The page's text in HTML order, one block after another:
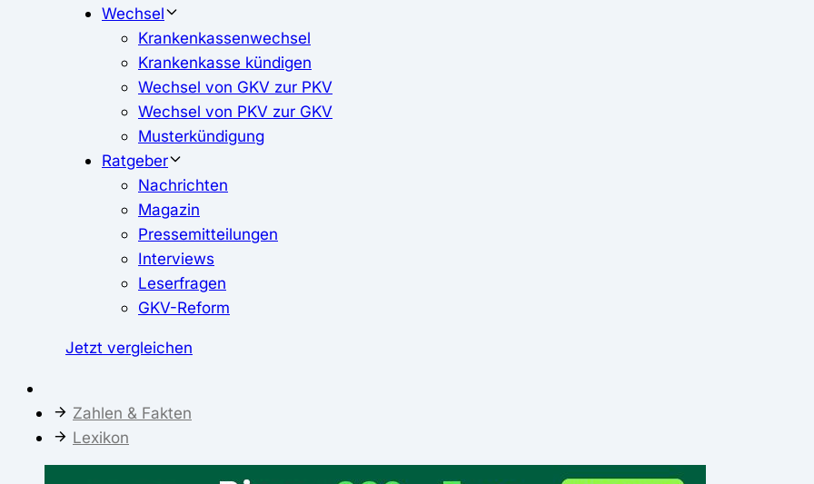
Wechsel
Krankenkassenwechsel
Krankenkasse kündigen
Wechsel von GKV zur PKV
Wechsel von PKV zur GKV
Musterkündigung
Ratgeber
Nachrichten
Magazin
Pressemitteilungen
Interviews
Leserfragen
GKV-Reform
Jetzt vergleichen
Zahlen & Fakten
Lexikon